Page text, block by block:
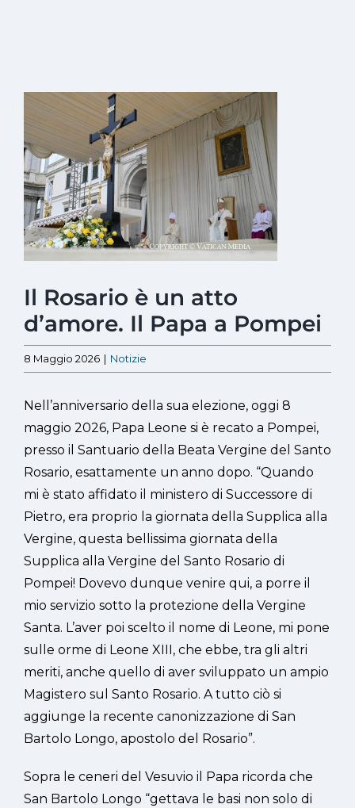
Ingrandisci
immagine
Il Rosario è un atto
d’amore. Il Papa a Pompei
8 Maggio 2026 | Notizie
Nell’anniversario della sua elezione, oggi 8
maggio 2026, Papa Leone si è recato a Pompei,
presso il Santuario della Beata Vergine del Santo
Rosario, esattamente un anno dopo. “Quando
mi è stato affidato il ministero di Successore di
Pietro, era proprio la giornata della Supplica alla
Vergine, questa bellissima giornata della
Supplica alla Vergine del Santo Rosario di
Pompei! Dovevo dunque venire qui, a porre il
mio servizio sotto la protezione della Vergine
Santa. L’aver poi scelto il nome di Leone, mi pone
sulle orme di Leone XIII, che ebbe, tra gli altri
meriti, anche quello di aver sviluppato un ampio
Magistero sul Santo Rosario. A tutto ciò si
aggiunge la recente canonizzazione di San
Bartolo Longo, apostolo del Rosario”.
Sopra le ceneri del Vesuvio il Papa ricorda che
San Bartolo Longo “gettava le basi non solo di